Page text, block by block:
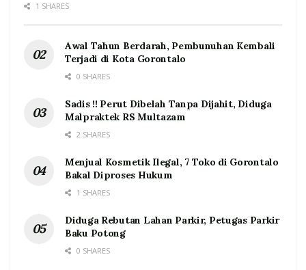
1 SHARES
Awal Tahun Berdarah, Pembunuhan Kembali
Terjadi di Kota Gorontalo
0 SHARES
Sadis !! Perut Dibelah Tanpa Dijahit, Diduga
Malpraktek RS Multazam
2 SHARES
Menjual Kosmetik Ilegal, 7 Toko di Gorontalo
Bakal Diproses Hukum
1 SHARES
Diduga Rebutan Lahan Parkir, Petugas Parkir
Baku Potong
0 SHARES